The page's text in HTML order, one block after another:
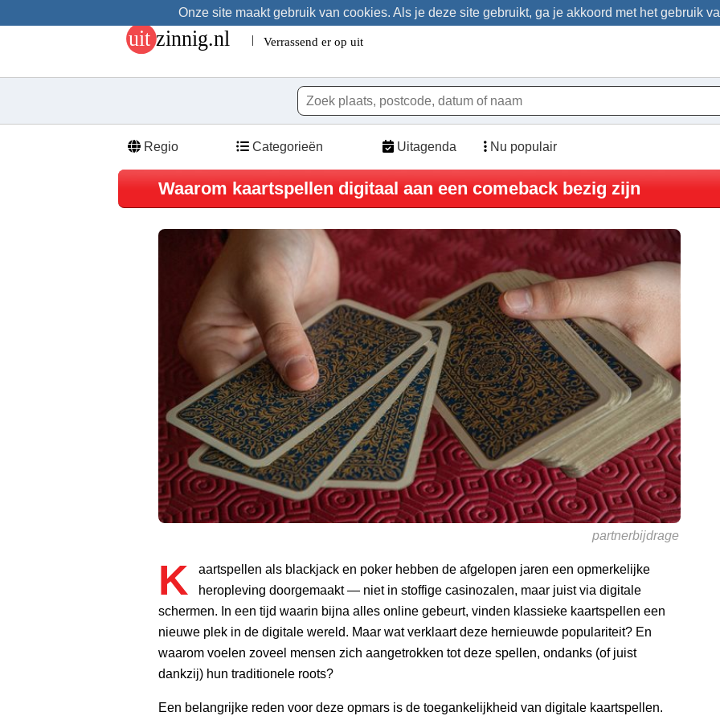
Onze site maakt gebruik van cookies. Als je deze site gebruikt, ga je akkoord met het gebruik
Regio Categorieën Uitagenda Nu populair
Waarom kaartspellen digitaal aan een comeback bezig zijn
partnerbijdrage
K
aartspellen als blackjack en poker hebben de afgelopen jaren een opmerkelijke
heropleving doorgemaakt — niet in stoffige casinozalen, maar juist via digitale
schermen. In een tijd waarin bijna alles online gebeurt, vinden klassieke kaartspellen een
nieuwe plek in de digitale wereld. Maar wat verklaart deze hernieuwde populariteit? En
waarom voelen zoveel mensen zich aangetrokken tot deze spellen, ondanks (of juist
dankzij) hun traditionele roots?
Een belangrijke reden voor deze opmars is de toegankelijkheid van digitale kaartspellen.